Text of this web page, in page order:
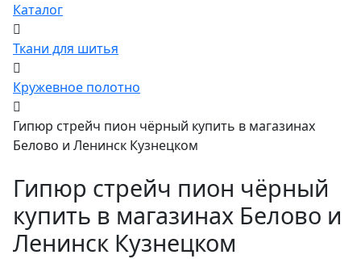
Каталог
Ткани для шитья
Кружевное полотно
Гипюр стрейч пион чёрный купить в магазинах
Белово и Ленинск Кузнецком
Гипюр стрейч пион чёрный
купить в магазинах Белово и
Ленинск Кузнецком